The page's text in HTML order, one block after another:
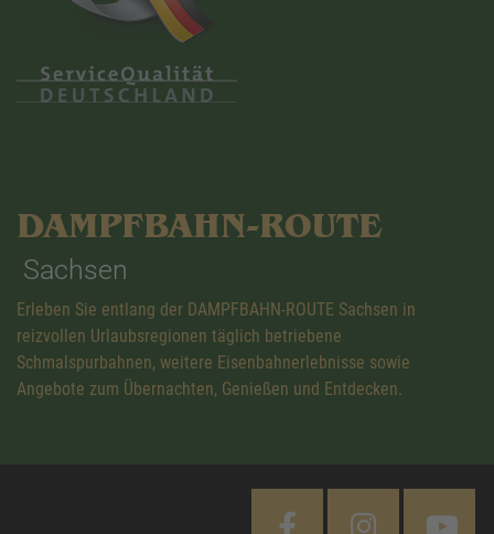
DAMPFBAHN-ROUTE
Sachsen
Erleben Sie entlang der DAMPFBAHN-ROUTE Sachsen in
reizvollen Urlaubsregionen täglich betriebene
Schmalspurbahnen, weitere Eisenbahnerlebnisse sowie
Angebote zum Übernachten, Genießen und Entdecken.